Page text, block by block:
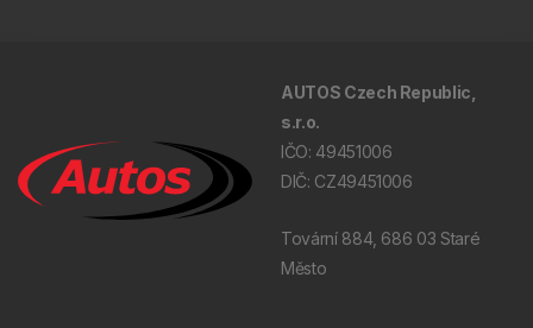
AUTOS Czech Republic,
s.r.o.
IČO: 49451006
DIČ: CZ49451006
Tovární 884, 686 03 Staré
Město